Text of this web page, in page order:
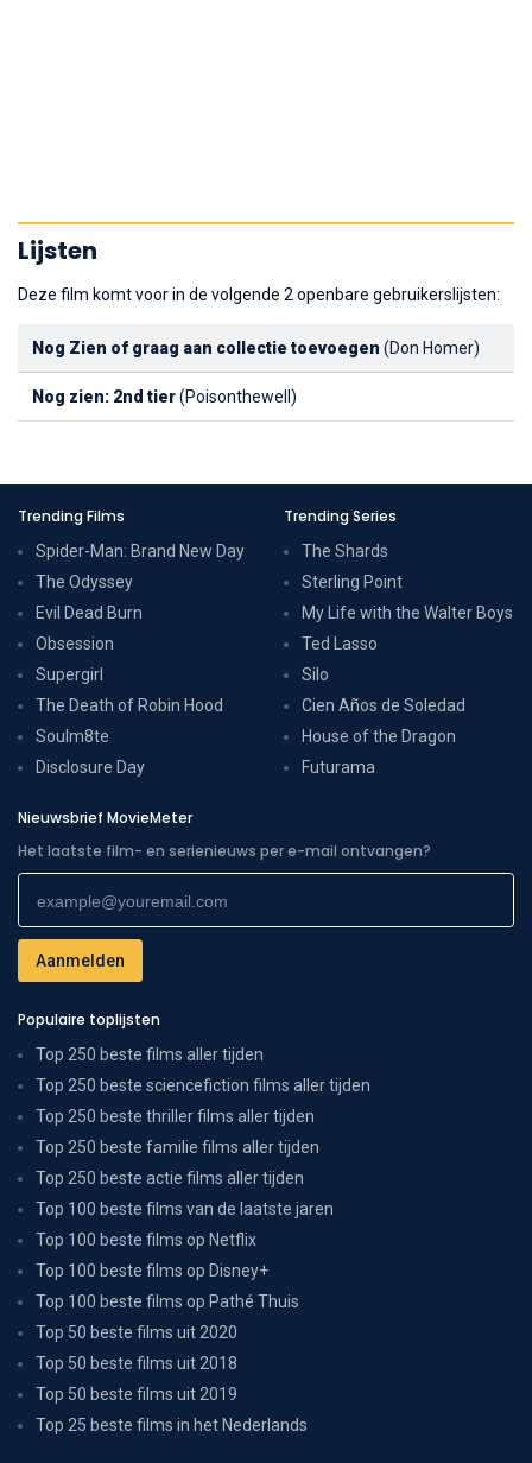
Lijsten
Deze film komt voor in de volgende 2 openbare gebruikerslijsten:
Nog Zien of graag aan collectie toevoegen (Don Homer)
Nog zien: 2nd tier(Poisonthewell)
Trending Films
Spider-Man: Brand New Day
The Odyssey
Evil Dead Burn
Obsession
Supergirl
The Death of Robin Hood
Soulm8te
Disclosure Day
Trending Series
The Shards
Sterling Point
My Life with the Walter Boys
Ted Lasso
Silo
Cien Años de Soledad
House of the Dragon
Futurama
Nieuwsbrief MovieMeter
Het laatste film- en serienieuws per e-mail ontvangen?
Populaire toplijsten
Top 250 beste films aller tijden
Top 250 beste sciencefiction films aller tijden
Top 250 beste thriller films aller tijden
Top 250 beste familie films aller tijden
Top 250 beste actie films aller tijden
Top 100 beste films van de laatste jaren
Top 100 beste films op Netflix
Top 100 beste films op Disney+
Top 100 beste films op Pathé Thuis
Top 50 beste films uit 2020
Top 50 beste films uit 2018
Top 50 beste films uit 2019
Top 25 beste films in het Nederlands